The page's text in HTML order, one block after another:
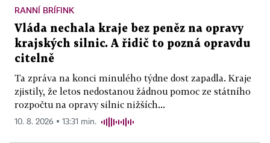
RANNÍ BRÍFINK
Vláda nechala kraje bez peněz na opravy
krajských silnic. A řidič to pozná opravdu
citelně
Ta zpráva na konci minulého týdne dost zapadla. Kraje
zjistily, že letos nedostanou žádnou pomoc ze státního
rozpočtu na opravy silnic nižších...
10. 8. 2026 ▪ 13:31 min.